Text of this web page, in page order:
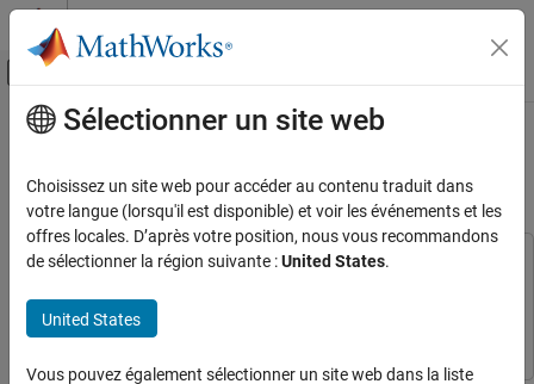
Passer au contenu
Activer/désactiver l'affichage du menu
Accueil de la documentation
Stateflow
En savoir plus sur Stateflow
SUR CETTE PAGE
Contenu principal
Réutiliser la logique dans les
diagrammes
Cet exemple utilise :
SimulinkSimulink
Sélectionner un site web
Choisissez un site web pour accéder au contenu traduit dans
votre langue (lorsqu'il est disponible) et voir les événements et les
offres locales. D’après votre position, nous vous recommandons
de sélectionner la région suivante :United States.
United States
Vous pouvez également sélectionner un site web dans la liste